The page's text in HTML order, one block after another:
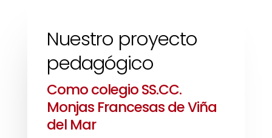
Nuestro proyecto
pedagógico
Como colegio SS.CC.
Monjas Francesas de Viña
del Mar